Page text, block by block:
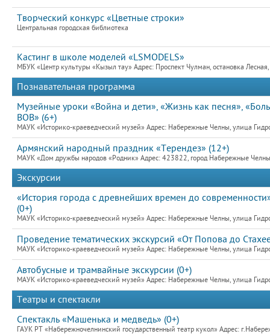
Творческий конкурс «Цветные строки»
Центральная городская библиотека
Кастинг в школе моделей «LSMODELS»
МБУК «Центр культуры «Кызыл тау» Адрес: Проспект Чулман, остановка
Познавательная программа
Музейные уроки «Война и дети», «Жизнь как песня»,
ВОВ» (6+)
МАУК «Историко-краеведческий музей» Адрес: Набережные Челны, улица
Армянский народный праздник «Терендез» (12+)
МАУК «Дом дружбы народов «Родник» Адрес: 423822, город Набережные
Экскурсии
«История города с древнейших времен до
(0+)
МАУК «Историко-краеведческий музей» Адрес: Набережные Челны, улица
Проведение тематических экскурсий «От Попова до
МАУК «Историко-краеведческий музей» Адрес: Набережные Челны, улица
Автобусные и трамвайные экскурсии (0+)
МАУК «Историко-краеведческий музей» Адрес: Набережные Челны, улица
Театры и спектакли
Спектакль «Машенька и медведь» (0+)
ГАУК РТ «Набережночелнинский государственный театр кукол» Адрес: